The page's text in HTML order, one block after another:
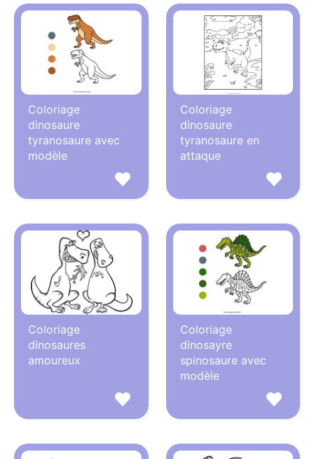
Coloriage
dinosaure
tyranosaure avec
modèle
Coloriage
dinosaure
tyranosaure en
attaque
Coloriage
dinosaures
amoureux
Coloriage
dinosayre
spinosaure avec
modèle